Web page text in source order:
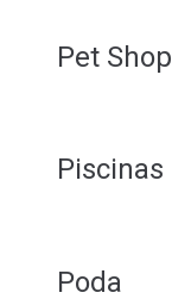
Pet Shop
Piscinas
Poda